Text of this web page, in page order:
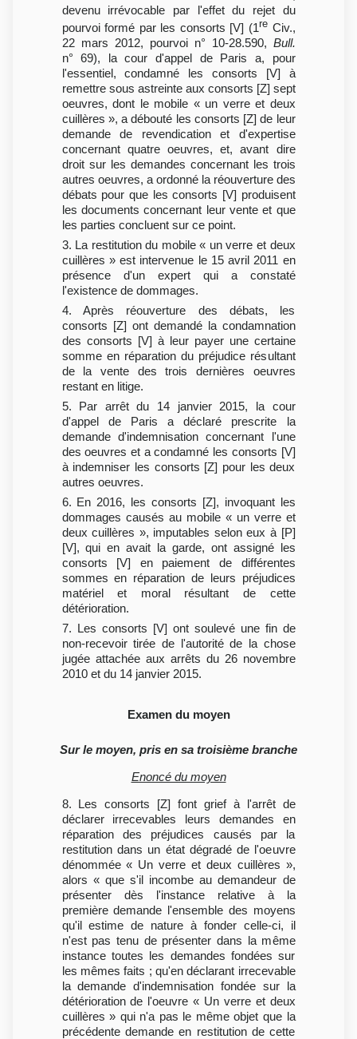
devenu irrévocable par l'effet du rejet du
pourvoi formé par les consorts [V] (1reCiv.,
22 mars 2012, pourvoi n° 10-28.590, Bull.
n° 69), la cour d'appel de Paris a, pour
l'essentiel, condamné les consorts [V] à
remettre sous astreinte aux consorts [Z] sept
oeuvres, dont le mobile « un verre et deux
cuillères », a débouté les consorts [Z] de leur
demande de revendication et d'expertise
concernant quatre oeuvres, et, avant dire
droit sur les demandes concernant les trois
autres oeuvres, a ordonné la réouverture des
débats pour que les consorts [V] produisent
les documents concernant leur vente et que
les parties concluent sur ce point.
3. La restitution du mobile « un verre et deux
cuillères » est intervenue le 15 avril 2011 en
présence d'un expert qui a constaté
l'existence de dommages.
4. Après réouverture des débats, les
consorts [Z] ont demandé la condamnation
des consorts [V] à leur payer une certaine
somme en réparation du préjudice résultant
de la vente des trois dernières oeuvres
restant en litige.
5. Par arrêt du 14 janvier 2015, la cour
d'appel de Paris a déclaré prescrite la
demande d'indemnisation concernant l'une
des oeuvres et a condamné les consorts [V]
à indemniser les consorts [Z] pour les deux
autres oeuvres.
6. En 2016, les consorts [Z], invoquant les
dommages causés au mobile « un verre et
deux cuillères », imputables selon eux à [P]
[V], qui en avait la garde, ont assigné les
consorts [V] en paiement de différentes
sommes en réparation de leurs préjudices
matériel et moral résultant de cette
détérioration.
7. Les consorts [V] ont soulevé une fin de
non-recevoir tirée de l'autorité de la chose
jugée attachée aux arrêts du 26 novembre
2010 et du 14 janvier 2015.
Examen du moyen
Sur le moyen, pris en sa troisième branche
Enoncé du moyen
8. Les consorts [Z] font grief à l'arrêt de
déclarer irrecevables leurs demandes en
réparation des préjudices causés par la
restitution dans un état dégradé de l'oeuvre
dénommée « Un verre et deux cuillères »,
alors « que s'il incombe au demandeur de
présenter dès l'instance relative à la
première demande l'ensemble des moyens
qu'il estime de nature à fonder celle-ci, il
n'est pas tenu de présenter dans la même
instance toutes les demandes fondées sur
les mêmes faits ; qu'en déclarant irrecevable
la demande d'indemnisation fondée sur la
détérioration de l'oeuvre « Un verre et deux
cuillères » qui n'a pas le même objet que la
précédente demande en restitution de cette